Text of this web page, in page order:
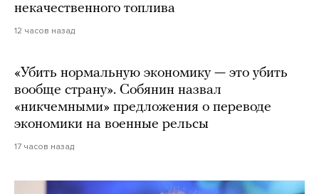
некачественного топлива
12 часов назад
«Убить нормальную экономику — это убить
вообще страну». Собянин назвал
«никчемными» предложения о переводе
экономики на военные рельсы
17 часов назад